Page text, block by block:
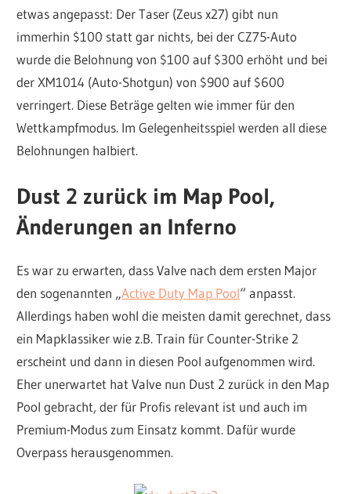
etwas angepasst: Der Taser (Zeus x27) gibt nun
immerhin $100 statt gar nichts, bei der CZ75-Auto
wurde die Belohnung von $100 auf $300 erhöht und bei
der XM1014 (Auto-Shotgun) von $900 auf $600
verringert. Diese Beträge gelten wie immer für den
Wettkampfmodus. Im Gelegenheitsspiel werden all diese
Belohnungen halbiert.
Dust 2 zurück im Map Pool,
Änderungen an Inferno
Es war zu erwarten, dass Valve nach dem ersten Major
den sogenannten „Active Duty Map Pool“ anpasst.
Allerdings haben wohl die meisten damit gerechnet, dass
ein Mapklassiker wie z.B. Train für Counter-Strike 2
erscheint und dann in diesen Pool aufgenommen wird.
Eher unerwartet hat Valve nun Dust 2 zurück in den Map
Pool gebracht, der für Profis relevant ist und auch im
Premium-Modus zum Einsatz kommt. Dafür wurde
Overpass herausgenommen.